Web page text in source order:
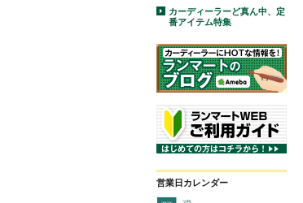
カーディーラーど真ん中、定
番アイテム特集
営業日カレンダー